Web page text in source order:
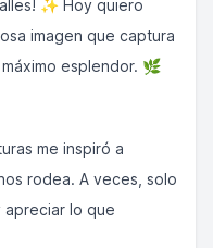
✨ Hoy quiero
imagen que captura
esplendor. 🌿
me inspiró a
rodea. A veces, solo
apreciar lo que